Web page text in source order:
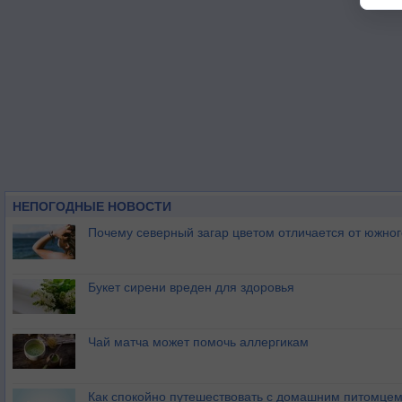
НЕПОГОДНЫЕ НОВОСТИ
Почему северный загар цветом отличается от
Букет сирени вреден для здоровья
Чай матча может помочь аллергикам
Как спокойно путешествовать с домашним питомцем